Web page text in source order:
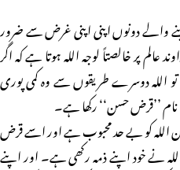
والے دونوں اپنی اپنی غرض سے ضرور
عالم پر خالصتاً لوجہ اللہ ہوتا ہے کہ اگر
تو اللہ دوسرے طریقوں سے وہ کمی پوری
’’قرض حسن‘‘ رکھا ہے۔
کو بے حد محبوب ہے اور اسے قرض
نے خود اپنے ذمہ رکھی ہے۔ اور اپنے